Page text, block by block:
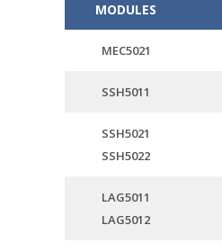
MODULES
MEC5021
SSH5011
SSH5021
SSH5022
LAG5011
LAG5012